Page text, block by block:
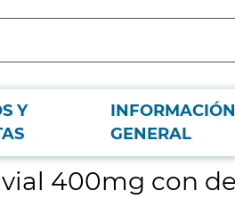
Y
INFORMACIÓN
GENERAL
vial 400mg con